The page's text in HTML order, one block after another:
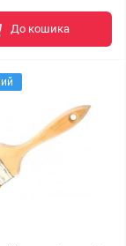
До кошика